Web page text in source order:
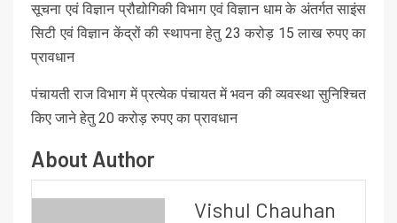
सूचना एवं विज्ञान प्रौद्योगिकी विभाग एवं विज्ञान धाम के अंतर्गत साइंस
सिटी एवं विज्ञान केंद्रों की स्थापना हेतु 23 करोड़ 15 लाख रुपए का
प्रावधान
पंचायती राज विभाग में प्रत्येक पंचायत में भवन की व्यवस्था सुनिश्चित
किए जाने हेतु 20 करोड़ रुपए का प्रावधान
About Author
Vishul Chauhan